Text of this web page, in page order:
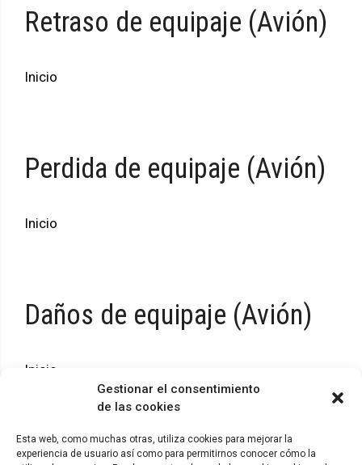
Gestionar el consentimiento
de las cookies
Esta web, como muchas otras, utiliza cookies para mejorar la
experiencia de usuario así como para permitirnos conocer cómo la
Retraso de equipaje (Avión)
Inicio
Perdida de equipaje (Avión)
Inicio
Daños de equipaje (Avión)
Inicio
© ADICAE - 2022